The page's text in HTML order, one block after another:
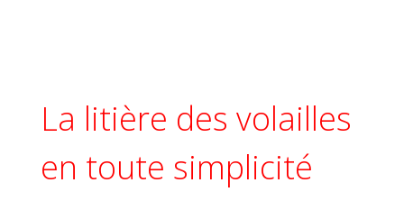
La litière des volailles
en toute simplicité